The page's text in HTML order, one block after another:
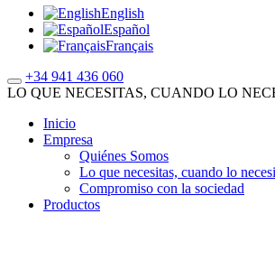
English
Español
Français
+34 941 436 060
LO QUE NECESITAS, CUANDO LO
Inicio
Empresa
Quiénes Somos
Lo que necesitas, cuando lo
Compromiso con la sociedad
Productos